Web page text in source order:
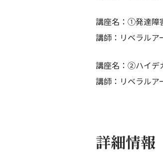
講座名：①発達障
講師：リベラル
講座名：②ハイデ
講師：リベラル
詳細情報